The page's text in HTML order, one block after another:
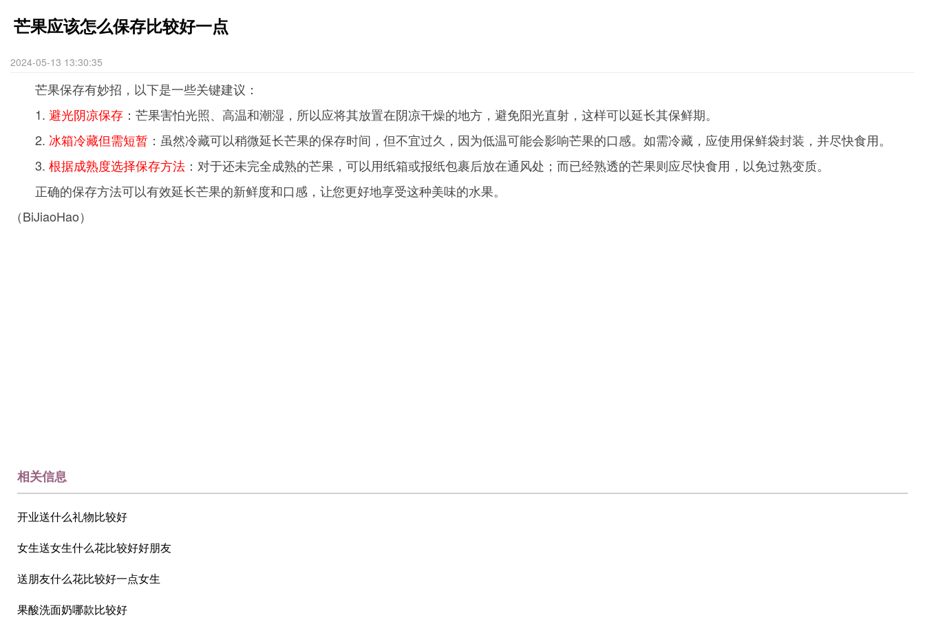
芒果应该怎么保存比较好一点
2024-05-13 13:30:35
芒果保存有妙招，以下是一些关键建议：
1. 避光阴凉保存 ：芒果害怕光照、高温和潮湿，所以应将其放置在阴凉干燥的地方，避免阳光直射，这样可以延长其保鲜期。
2. 冰箱冷藏但需短暂 ：虽然冷藏可以稍微延长芒果的保存时间，但不宜过久，因为低温可能会影响芒果的口感。如需冷藏，应使用保鲜袋封装，并尽快食用。
3. 根据成熟度选择保存方法 ：对于还未完全成熟的芒果，可以用纸箱或报纸包裹后放在通风处；而已经熟透的芒果则应尽快食用，以免过熟变质。
正确的保存方法可以有效延长芒果的新鲜度和口感，让您更好地享受这种美味的水果。
（BiJiaoHao）
相关信息
开业送什么礼物比较好
女生送女生什么花比较好好朋友
送朋友什么花比较好一点女生
果酸洗面奶哪款比较好